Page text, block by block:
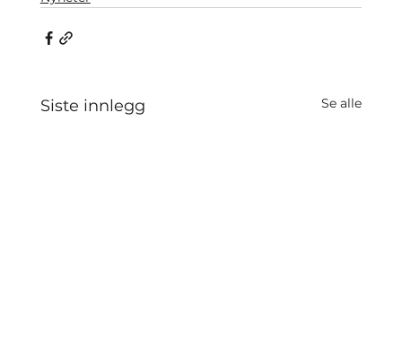
Siste innlegg Se alle